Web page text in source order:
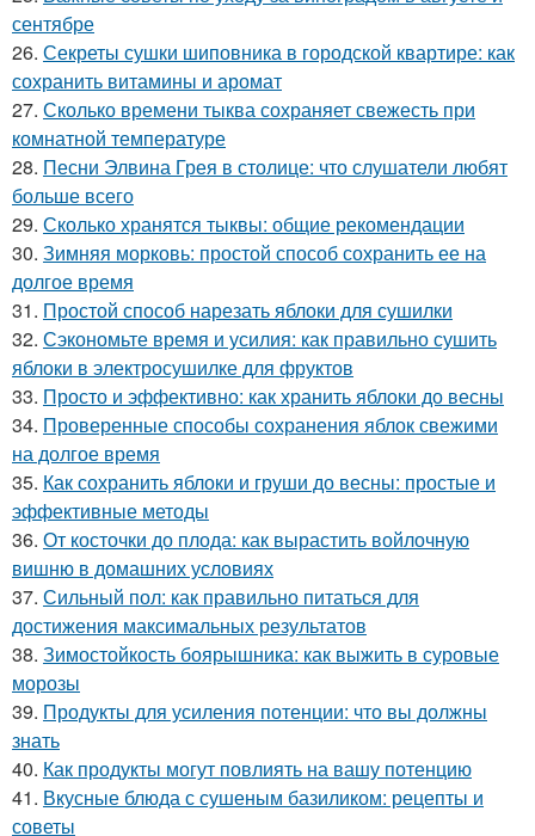
сентябре
26. Секреты сушки шиповника в городской квартире: как
сохранить витамины и аромат
27. Сколько времени тыква сохраняет свежесть при
комнатной температуре
28. Песни Элвина Грея в столице: что слушатели любят
больше всего
29. Сколько хранятся тыквы: общие рекомендации
30. Зимняя морковь: простой способ сохранить ее на
долгое время
31. Простой способ нарезать яблоки для сушилки
32. Сэкономьте время и усилия: как правильно сушить
яблоки в электросушилке для фруктов
33. Просто и эффективно: как хранить яблоки до весны
34. Проверенные способы сохранения яблок свежими
на долгое время
35. Как сохранить яблоки и груши до весны: простые и
эффективные методы
36. От косточки до плода: как вырастить войлочную
вишню в домашних условиях
37. Сильный пол: как правильно питаться для
достижения максимальных результатов
38. Зимостойкость боярышника: как выжить в суровые
морозы
39. Продукты для усиления потенции: что вы должны
знать
40. Как продукты могут повлиять на вашу потенцию
41. Вкусные блюда с сушеным базиликом: рецепты и
советы